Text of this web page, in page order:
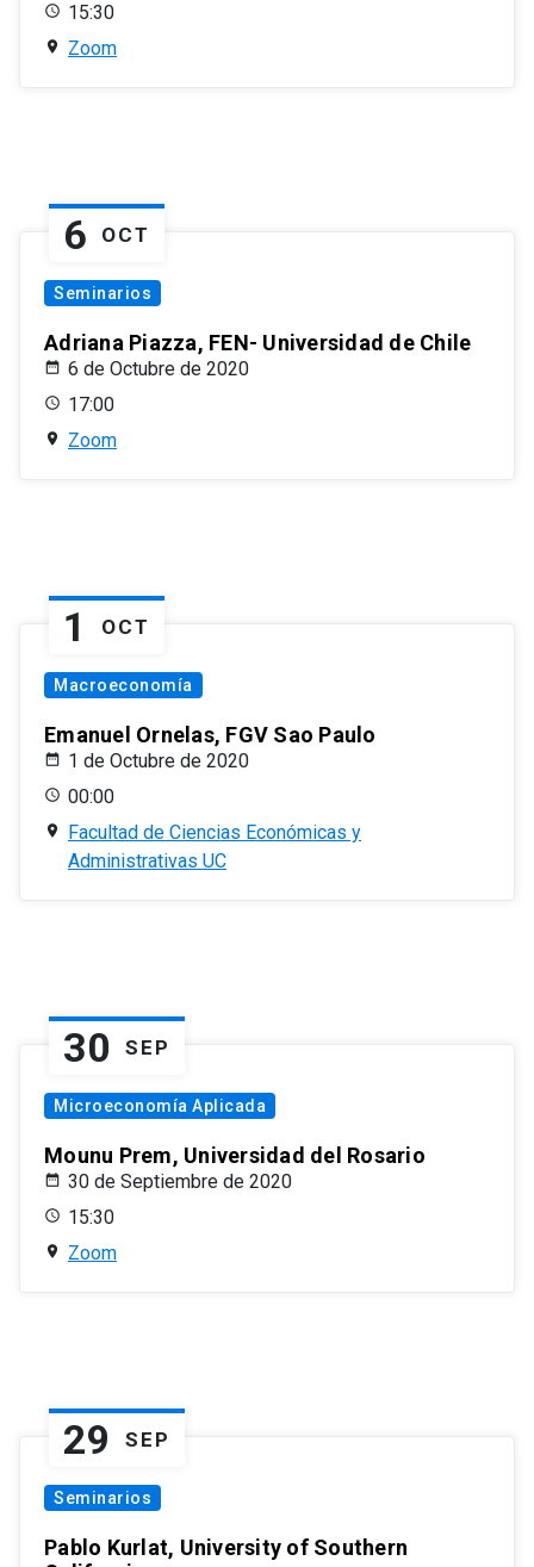
15:30
Zoom
6 OCT
Seminarios
Adriana Piazza, FEN- Universidad de Chile
6 de Octubre de 2020
17:00
Zoom
1 OCT
Macroeconomía
Emanuel Ornelas, FGV Sao Paulo
1 de Octubre de 2020
00:00
Facultad de Ciencias Económicas y
Administrativas UC
30 SEP
Microeconomía Aplicada
Mounu Prem, Universidad del Rosario
30 de Septiembre de 2020
15:30
Zoom
29 SEP
Seminarios
Pablo Kurlat, University of Southern